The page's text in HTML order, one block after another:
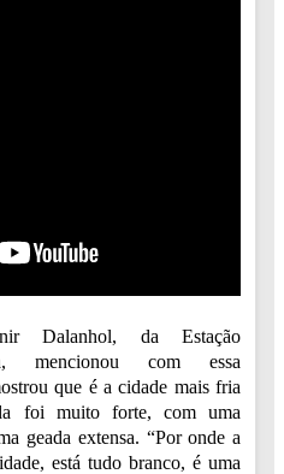
Dalanhol, da Estação
mencionou com essa
que é a cidade mais fria
foi muito forte, com uma
geada extensa. “Por onde a
está tudo branco, é uma